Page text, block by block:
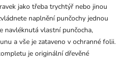
jako třeba trychtýř nebo jinou
naplnění punčochy jednou
navléknutá vlastní punčocha,
a vše je zataveno v ochranné folii.
je originální dřevěné